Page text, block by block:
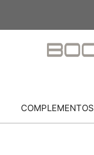
COMPLEMENTOS